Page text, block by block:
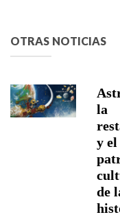
OTRAS NOTICIAS
la
y el
de